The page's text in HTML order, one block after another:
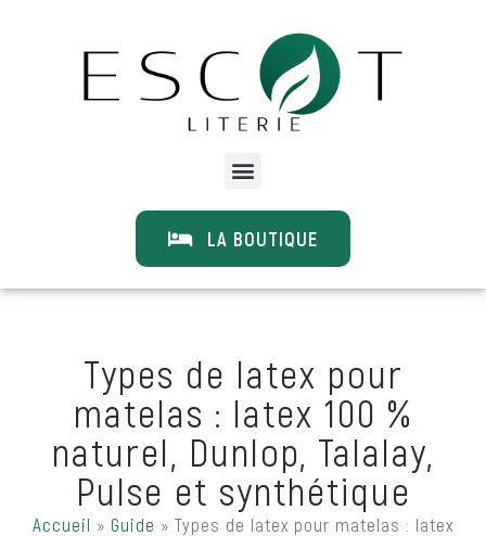
LA BOUTIQUE
Types de latex pour
matelas : latex 100 %
naturel, Dunlop, Talalay,
Pulse et synthétique
Accueil » Guide » Types de latex pour matelas : latex